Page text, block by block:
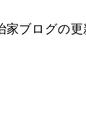
家ブログの